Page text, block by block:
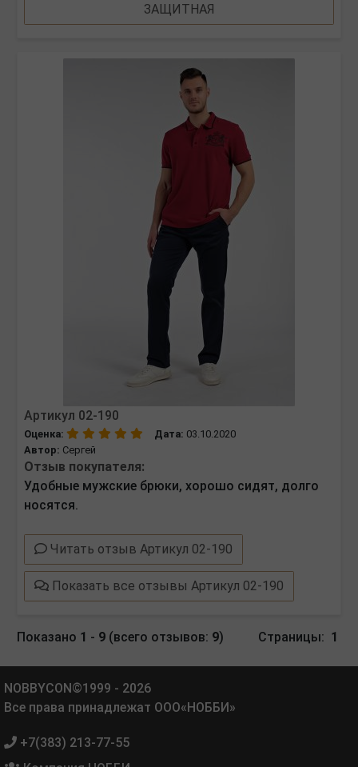
ЗАЩИТНАЯ
Артикул 02-190
Оценка: Дата: 03.10.2020
Автор: Сергей
Отзыв покупателя:
Удобные мужские брюки, хорошо сидят, долго
носятся.
Читать отзыв Артикул 02-190
Показать все отзывы Артикул 02-190
Страницы: 1
Показано 1 - 9 (всего отзывов: 9)
NOBBYCON©1999 - 2026
Все права принадлежат ООО«НОББИ»
+7(383) 213-77-55